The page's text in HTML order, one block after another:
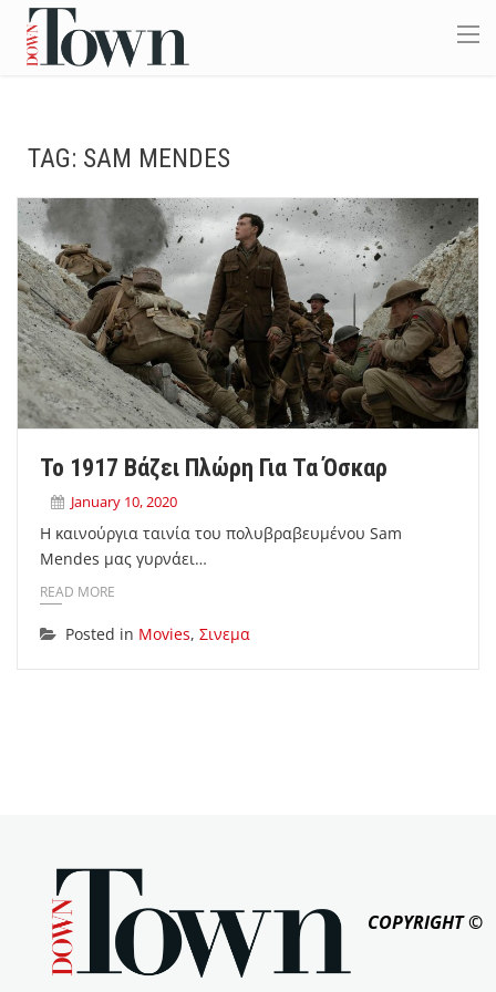
TAG: SAM MENDES
Το 1917 Βάζει Πλώρη Για Τα Όσκαρ
January 10, 2020
Η καινούργια ταινία του πολυβραβευμένου Sam
Mendes μας γυρνάει…
READ MORE
Posted in Movies, Σινεμα
COPYRIGHT ©